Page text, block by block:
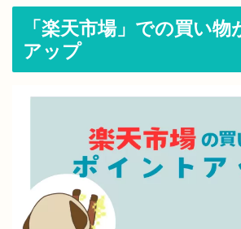
「楽天市場」での買い物
アップ